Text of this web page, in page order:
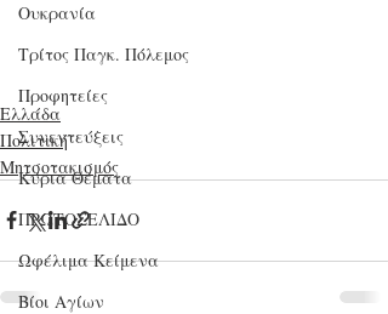
Ουκρανία
Τρίτος Παγκ. Πόλεμος
Προφητείες
Συνεντεύξεις
Κύρια Θέματα
ΠΡΩΤΟΣΕΛΙΔΟ
Ωφέλιμα Κείμενα
Βίοι Αγίων
Ελλάδα
Πολιτική
Μητσοτακισμός